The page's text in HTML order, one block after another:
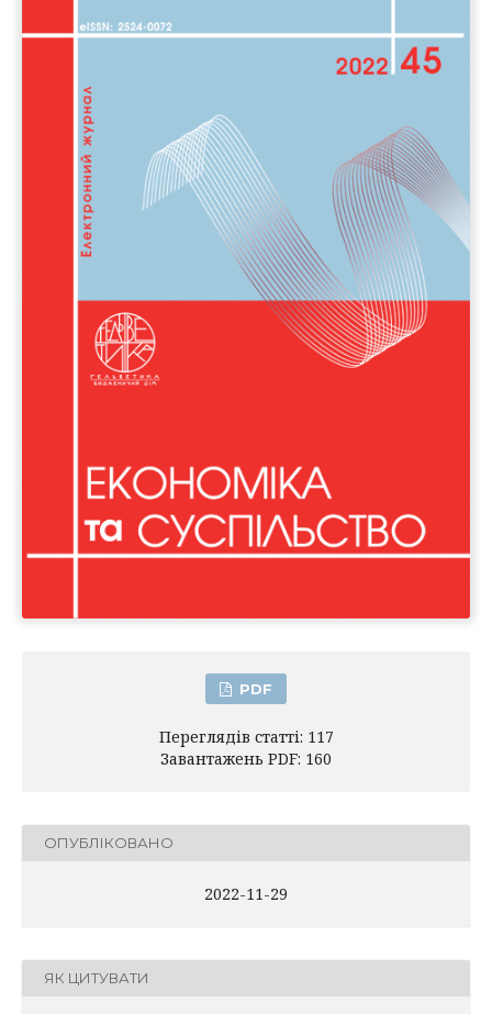
PDF
Переглядів статті: 117
Завантажень PDF: 160
ОПУБЛІКОВАНО
2022-11-29
ЯК ЦИТУВАТИ